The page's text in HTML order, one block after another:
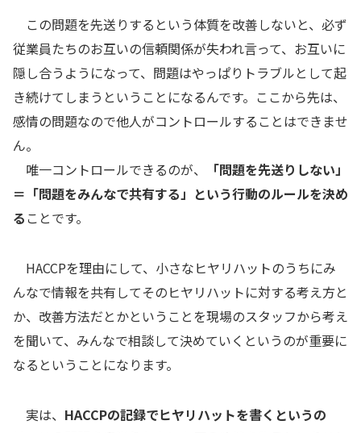
この問題を先送りするという体質を改善しないと、必ず
従業員たちのお互いの信頼関係が失われ言って、お互いに
隠し合うようになって、問題はやっぱりトラブルとして起
き続けてしまうということになるんです。ここから先は、
感情の問題なので他人がコントロールすることはできませ
ん。
唯一コントロールできるのが、
「問題を先送りしない」
＝「問題をみんなで共有する」という行動のルールを決め
る ことです。
HACCPを理由にして、小さなヒヤリハットのうちにみ
んなで情報を共有してそのヒヤリハットに対する考え方と
か、改善方法だとかということを現場のスタッフから考え
を聞いて、みんなで相談して決めていくというのが重要に
なるということになります。
実は、 HACCPの記録でヒヤリハットを書くというの